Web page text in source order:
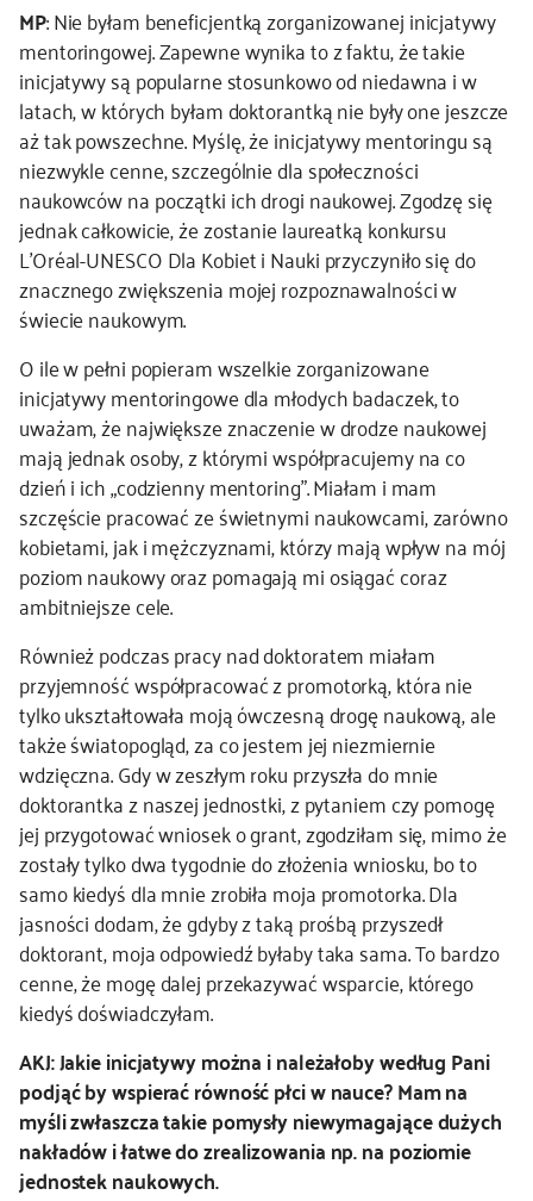
MP: Nie byłam beneficjentką zorganizowanej inicjatywy
mentoringowej. Zapewne wynika to z faktu, że takie
inicjatywy są popularne stosunkowo od niedawna i w
latach, w których byłam doktorantką nie były one jeszcze
aż tak powszechne. Myślę, że inicjatywy mentoringu są
niezwykle cenne, szczególnie dla społeczności
naukowców na początki ich drogi naukowej. Zgodzę się
jednak całkowicie, że zostanie laureatką konkursu
L’Oréal-UNESCO Dla Kobiet i Nauki przyczyniło się do
znacznego zwiększenia mojej rozpoznawalności w
świecie naukowym.
O ile w pełni popieram wszelkie zorganizowane
inicjatywy mentoringowe dla młodych badaczek, to
uważam, że największe znaczenie w drodze naukowej
mają jednak osoby, z którymi współpracujemy na co
dzień i ich „codzienny mentoring”. Miałam i mam
szczęście pracować ze świetnymi naukowcami, zarówno
kobietami, jak i mężczyznami, którzy mają wpływ na mój
poziom naukowy oraz pomagają mi osiągać coraz
ambitniejsze cele.
Również podczas pracy nad doktoratem miałam
przyjemność współpracować z promotorką, która nie
tylko ukształtowała moją ówczesną drogę naukową, ale
także światopogląd, za co jestem jej niezmiernie
wdzięczna. Gdy w zeszłym roku przyszła do mnie
doktorantka z naszej jednostki, z pytaniem czy pomogę
jej przygotować wniosek o grant, zgodziłam się, mimo że
zostały tylko dwa tygodnie do złożenia wniosku, bo to
samo kiedyś dla mnie zrobiła moja promotorka. Dla
jasności dodam, że gdyby z taką prośbą przyszedł
doktorant, moja odpowiedź byłaby taka sama. To bardzo
cenne, że mogę dalej przekazywać wsparcie, którego
kiedyś doświadczyłam.
AKJ: Jakie inicjatywy można i należałoby według Pani
podjąć by wspierać równość płci w nauce? Mam na
myśli zwłaszcza takie pomysły niewymagające dużych
nakładów i łatwe do zrealizowania np. na poziomie
jednostek naukowych.